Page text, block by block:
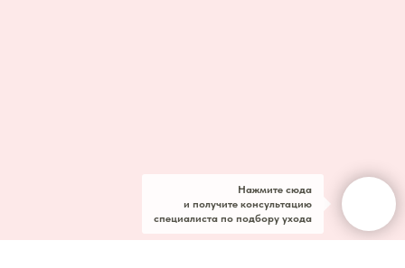
Нажмите сюда
и получите консультацию
специалиста по подбору ухода